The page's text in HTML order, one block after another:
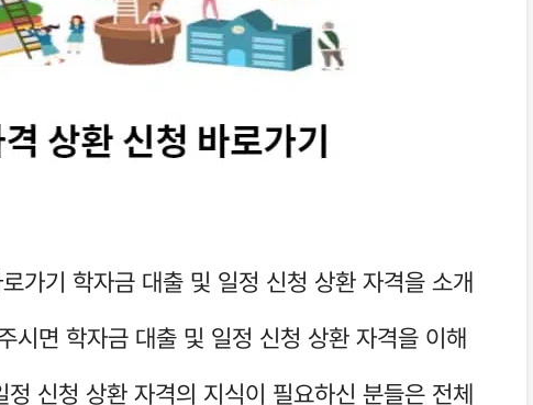
가기 학자금 대출 및 일정 신청 상환 자격을 소개
시면 학자금 대출 및 일정 신청 상환 자격을 이해
신청 상환 자격의 지식이 필요하신 분들은 전체